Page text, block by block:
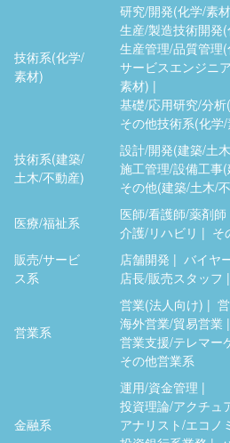
技術系(化学/
素材)
研究/開発(化学/素
生産/製造技術開発
生産管理/品質管理
サービスエンジニ
素材)
基礎/応用研究/分
その他技術系(化学
技術系(建築/
土木/不動産)
設計/開発(建築/土
施工管理/設備工事
その他(建築/土木/
医療/福祉系
医師/看護師/薬剤師
介護/リハビリ
そ
販売/サービ
ス系
店舗開発
バイヤ
店長/販売スタッフ
営業系
営業(法人向け)
海外営業/貿易営業
営業支援/テレマー
その他営業系
金融系
運用/資金管理
投資理論/アクチュ
アナリスト/エコノ